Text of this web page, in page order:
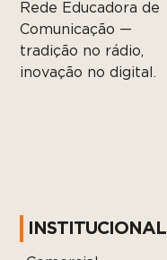
Rede Educadora de
Comunicação —
tradição no rádio,
inovação no digital.
INSTITUCIONAL